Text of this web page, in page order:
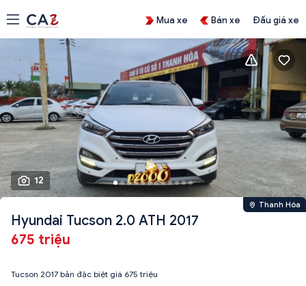
Mua xe Bán xe Đấu giá xe
12
Thanh Hóa
Hyundai Tucson 2.0 ATH 2017
675 triệu
Tucson 2017 bản đặc biệt giá 675 triệu